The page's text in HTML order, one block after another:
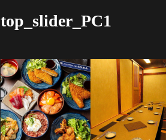
top_slider_PC1